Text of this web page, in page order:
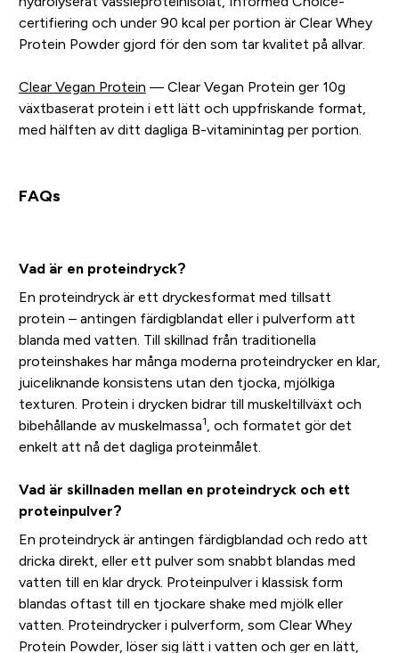
certifiering och under 90 kcal per portion är Clear Whey
Protein Powder gjord för den som tar kvalitet på allvar.
Clear Vegan Protein — Clear Vegan Protein ger 10g
växtbaserat protein i ett lätt och uppfriskande format,
med hälften av ditt dagliga B-vitaminintag per portion.
FAQs
Vad är en proteindryck?
En proteindryck är ett dryckesformat med tillsatt
protein – antingen färdigblandat eller i pulverform att
blanda med vatten. Till skillnad från traditionella
proteinshakes har många moderna proteindrycker en klar,
juiceliknande konsistens utan den tjocka, mjölkiga
texturen. Protein i drycken bidrar till muskeltillväxt och
bibehållande av muskelmassa1
, och formatet gör det
enkelt att nå det dagliga proteinmålet.
Vad är skillnaden mellan en proteindryck och ett
proteinpulver?
En proteindryck är antingen färdigblandad och redo att
dricka direkt, eller ett pulver som snabbt blandas med
vatten till en klar dryck. Proteinpulver i klassisk form
blandas oftast till en tjockare shake med mjölk eller
vatten. Proteindrycker i pulverform, som Clear Whey
Protein Powder, löser sig lätt i vatten och ger en lätt,